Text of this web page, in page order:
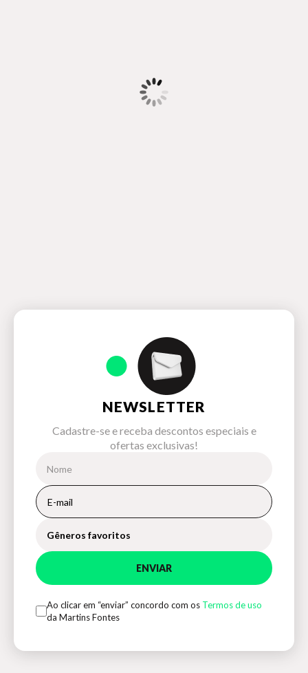
NEWSLETTER
Cadastre-se e receba descontos especiais e
ofertas exclusivas!
Gêneros favoritos
ENVIAR
Ao clicar em “enviar” concordo com os Termos de uso
da Martins Fontes